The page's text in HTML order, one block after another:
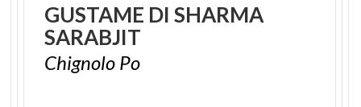
GUSTAME DI SHARMA
SARABJIT
Chignolo Po